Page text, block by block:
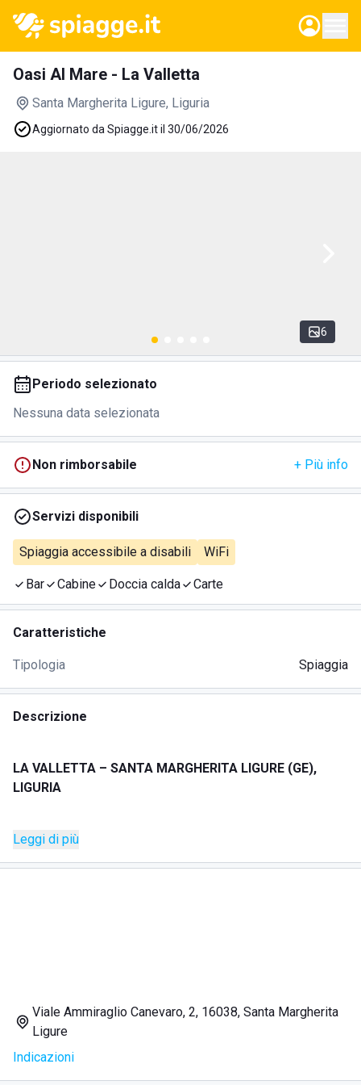
Oasi Al Mare - La Valletta
Santa Margherita Ligure, Liguria
Aggiornato da Spiagge.it il 30/06/2026
6
Periodo selezionato
Nessuna data selezionata
Non rimborsabile + Più info
Servizi disponibili
Spiaggia accessibile a disabili WiFi
Bar Cabine Doccia calda Carte
Caratteristiche
Tipologia Spiaggia
Descrizione
LA VALLETTA – SANTA MARGHERITA LIGURE (GE),
LIGURIA
La Valletta è uno stabilimento balneare situato sul
SERVIZI
Ombrelloni
Leggi di più
Viale Ammiraglio Canevaro, 2, 16038, Santa Margherita
Ligure
Indicazioni